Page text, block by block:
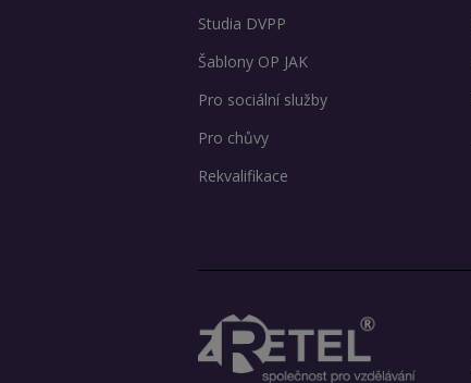
Studia DVPP
Šablony OP JAK
Pro sociální služby
Pro chůvy
Rekvalifikace